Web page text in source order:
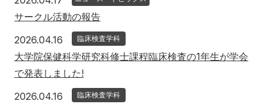
サークル活動の報告
2026.04.16 2026年4月16日
臨床検査学科
大学院保健科学研究科修士課程臨床検査の1年生が学会
で発表しました!
2026.04.16 2026年4月16日
臨床検査学科